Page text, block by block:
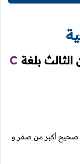
بلغة C
صحيح أكبر من صفر و